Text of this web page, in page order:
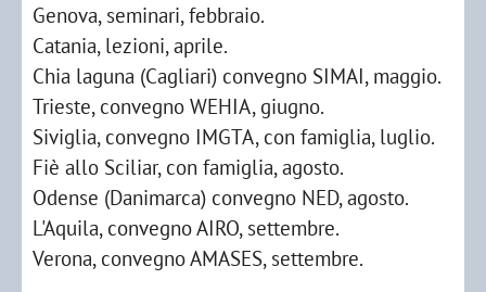
Genova, seminari, febbraio.
Catania, lezioni, aprile.
Chia laguna (Cagliari) convegno SIMAI, maggio.
Trieste, convegno WEHIA, giugno.
Siviglia, convegno IMGTA, con famiglia, luglio.
Fiè allo Sciliar, con famiglia, agosto.
Odense (Danimarca) convegno NED, agosto.
L'Aquila, convegno AIRO, settembre.
Verona, convegno AMASES, settembre.